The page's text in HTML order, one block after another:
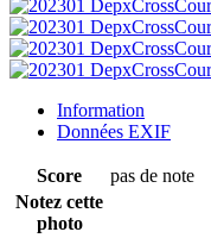
Information
Données EXIF
Score
pas de note
Notez cette
photo